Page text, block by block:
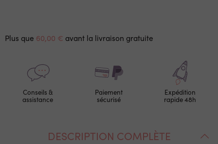
Plus que 60,00 € avant la livraison gratuite
Conseils &
assistance
Paiement
sécurisé
Expédition
rapide 48h
DESCRIPTION COMPLÈTE